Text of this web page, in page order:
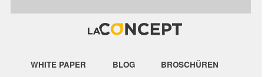
WHITE PAPER BLOG BROSCHÜREN